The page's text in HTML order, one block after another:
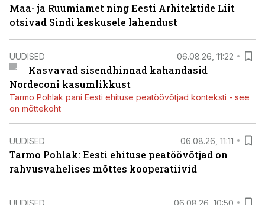
Maa- ja Ruumiamet ning Eesti Arhitektide Liit
otsivad Sindi keskusele lahendust
UUDISED 06.08.26, 11:22
Kasvavad sisendhinnad kahandasid
Nordeconi kasumlikkust
Tarmo Pohlak pani Eesti ehituse peatöövõtjad konteksti - see
on mõttekoht
UUDISED 06.08.26, 11:11
Tarmo Pohlak: Eesti ehituse peatöövõtjad on
rahvusvahelises mõttes kooperatiivid
UUDISED 06.08.26, 10:50